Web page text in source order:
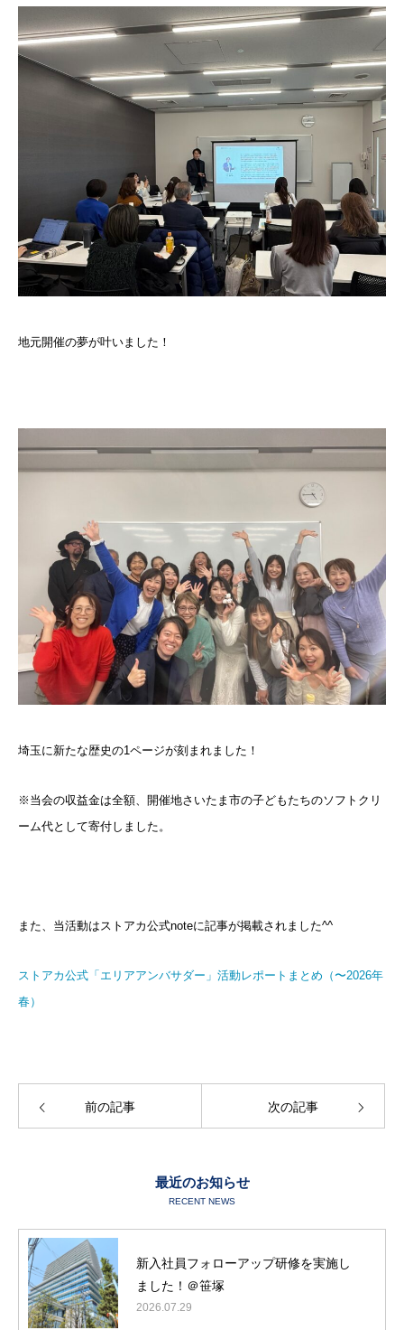
地元開催の夢が叶いました！
埼玉に新たな歴史の1ページが刻まれました！
※当会の収益金は全額、開催地さいたま市の子どもたちのソフトクリ
ーム代として寄付しました。
また、当活動はストアカ公式noteに記事が掲載されました^^
ストアカ公式「エリアアンバサダー」活動レポートまとめ（〜2026年
春）
前の記事 次の記事
最近のお知らせ
RECENT NEWS
新入社員フォローアップ研修を実施し
ました！＠笹塚
2026.07.29
代表紹介
サービス一覧